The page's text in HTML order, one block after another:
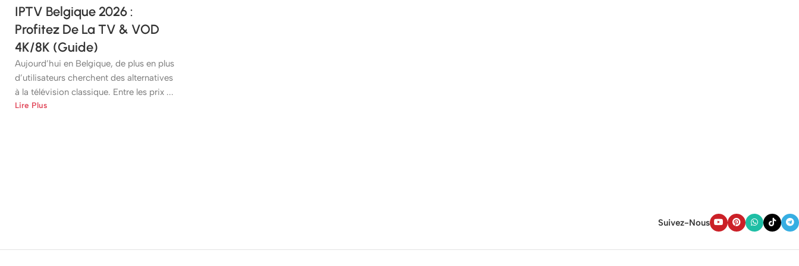
IPTV Belgique 2026 :
Profitez De La TV & VOD
4K/8K (Guide)
Aujourd’hui en Belgique, de plus en plus
d’utilisateurs cherchent des alternatives
à la télévision classique. Entre les prix ...
Lire Plus
Suivez-Nous